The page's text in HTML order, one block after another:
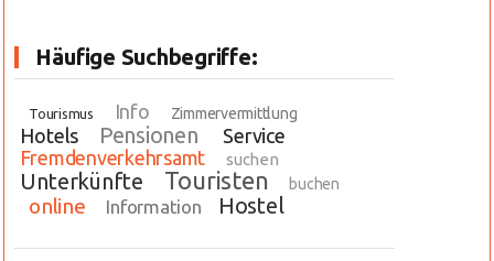
Häufige Suchbegriffe:
Tourismus Info Zimmervermittlung
Hotels Pensionen
Service
Fremdenverkehrsamt
suchen
Unterkünfte Touristen buchen
online Information Hostel